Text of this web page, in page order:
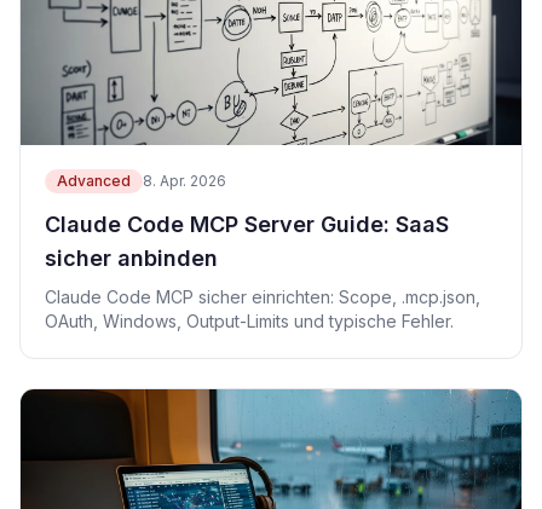
Advanced 8. Apr. 2026
Claude Code MCP Server Guide: SaaS
sicher anbinden
Claude Code MCP sicher einrichten: Scope, .mcp.json,
OAuth, Windows, Output-Limits und typische Fehler.